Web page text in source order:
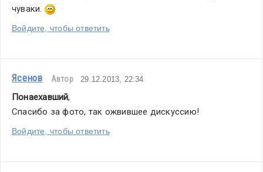
чуваки.
Войдите, чтобы ответить
Ясенов Автор 29.12.2013, 22:34
Понаехавший,
Спасибо за фото, так ожвившее дискуссию!
Войдите, чтобы ответить